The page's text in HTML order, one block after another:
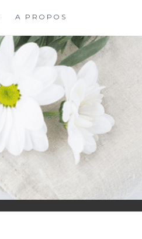
A PROPOS